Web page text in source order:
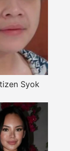
Syok